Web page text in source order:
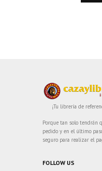
¡Tu librería de
Porque tan solo tendrán
pedido y en el último
seguro para realizar el
FOLLOW US